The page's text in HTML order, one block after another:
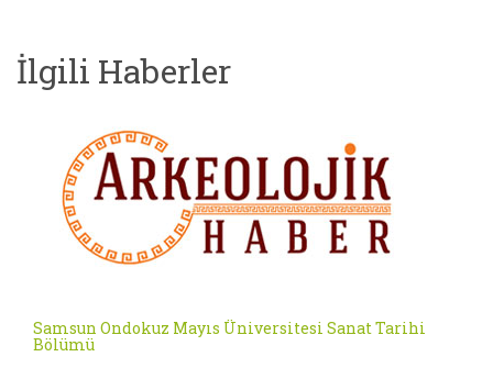
İlgili Haberler
Samsun Ondokuz Mayıs Üniversitesi Sanat Tarihi
Bölümü